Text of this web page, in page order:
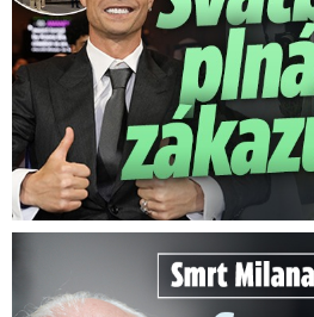
Smrt Milana Knížáka (†86): Co